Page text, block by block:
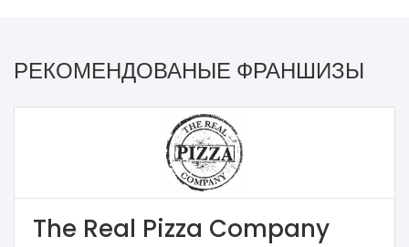
РЕКОМЕНДОВАНЫЕ ФРАНШИЗЫ
The Real Pizza Company